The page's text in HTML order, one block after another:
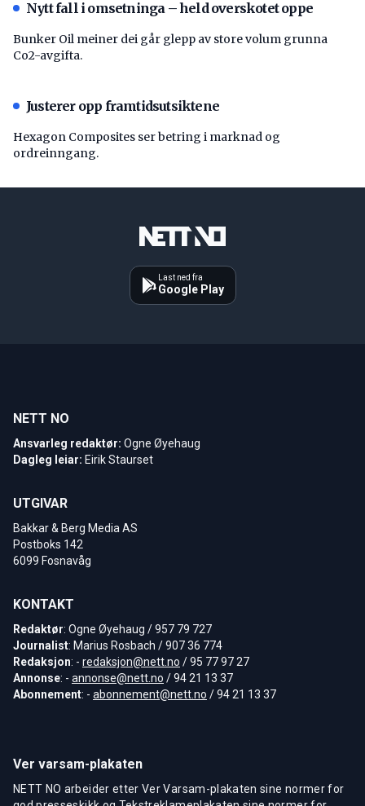
Nytt fall i omsetninga – held overskotet oppe
Bunker Oil meiner dei går glepp av store volum grunna
Co2-avgifta.
Justerer opp framtidsutsiktene
Hexagon Composites ser betring i marknad og
ordreinngang.
Last ned fra
Google Play
NETT NO
Ansvarleg redaktør: Ogne Øyehaug
Dagleg leiar: Eirik Staurset
UTGIVAR
Bakkar & Berg Media AS
Postboks 142
6099 Fosnavåg
KONTAKT
Redaktør: Ogne Øyehaug / 957 79 727
Journalist: Marius Rosbach / 907 36 774
Redaksjon: - redaksjon@nett.no / 95 77 97 27
Annonse: - annonse@nett.no / 94 21 13 37
Abonnement: - abonnement@nett.no / 94 21 13 37
Ver varsam-plakaten
NETT NO arbeider etter Ver Varsam-plakaten sine normer for